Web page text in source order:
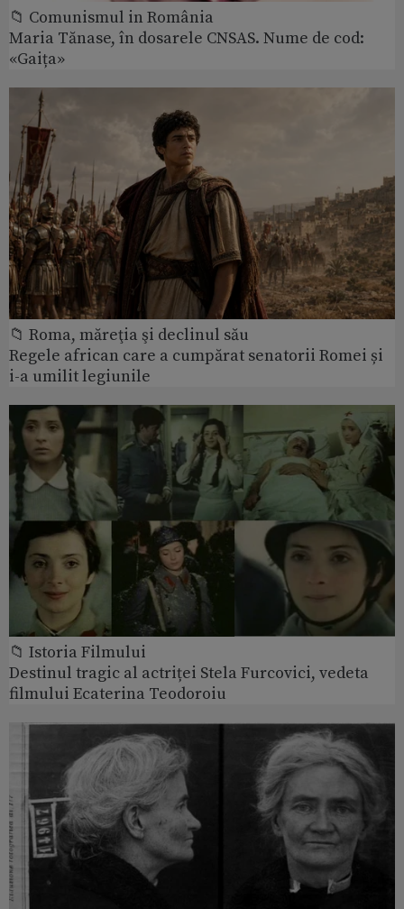
📁 Comunismul in România
Maria Tănase, în dosarele CNSAS. Nume de cod:
«Gaița»
📁 Roma, măreţia şi declinul său
Regele african care a cumpărat senatorii Romei și
i-a umilit legiunile
📁 Istoria Filmului
Destinul tragic al actriței Stela Furcovici, vedeta
filmului Ecaterina Teodoroiu